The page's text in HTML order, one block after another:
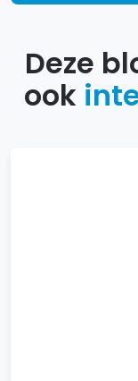
Deze
ook